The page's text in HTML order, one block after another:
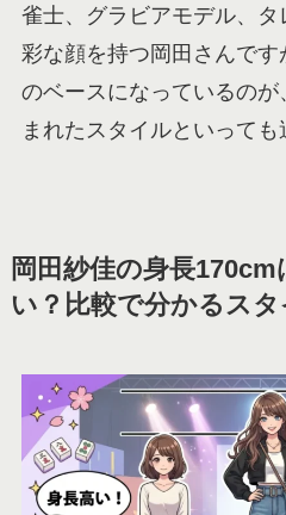
雀士、グラビアモデル、
彩な顔を持つ岡田さんで
のベースになっているの
まれたスタイルといっても
岡田紗佳の身長
い？比較で分かるス